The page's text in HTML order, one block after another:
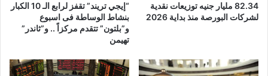
82.34 مليار جنيه توزيعات نقدية
لشركات البورصة منذ بداية 2026
“إيجي تريند” تقفز لرابع الـ 10 الكبار
بنشاط الوساطة فى اسبوع
و”بلتون” تتقدم مركزاً .. و”ثاندر”
تهيمن